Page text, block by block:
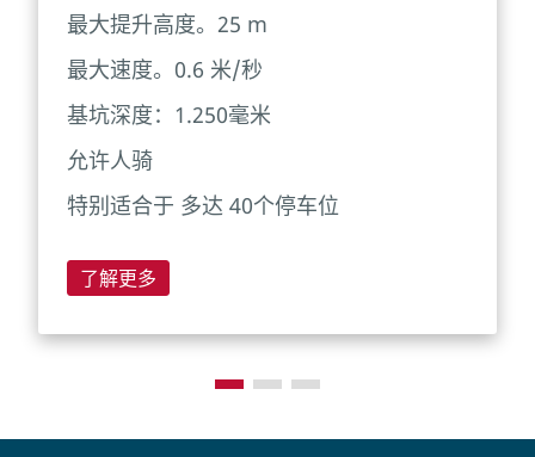
最大提升高度。25 m
最大速度。0.6 米/秒
基坑深度：1.250毫米
允许人骑
特别适合于 多达 40个停车位
了解更多